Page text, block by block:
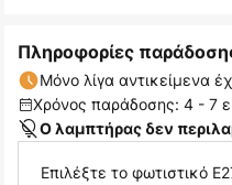
Πληροφορίες
Μόνο λίγα αντικείμενα
Χρόνος παράδοσης: 4 - 7
Ο λαμπτήρας δεν
Επιλέξτε το φωτιστικό